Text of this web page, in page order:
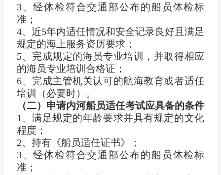
3、经体检符合交通部公布的船员体检标
准；
4、近5年内适任情况和安全记录良好且满足
规定的海上服务资历要求；
5、完成规定的海员专业培训，并取得相应
的海员专业培训合格证；
6、完成主管机关认可的航海教育或者适任
培训（必要时）。
（二）申请内河船员适任考试应具备的条件
1、满足规定的年龄要求并具有规定的文化
程度；
2、持有《船员适任证书》；
3、经体检符合交通部公布的船员体检标
准；